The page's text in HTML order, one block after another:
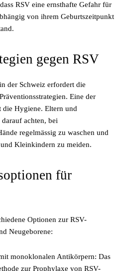
RSV eine ernsthafte Gefahr für
von ihrem Geburtszeitpunkt
gegen RSV
der Schweiz erfordert die
Eine der
die Hygiene. Eltern und
achten, bei
regelmässig zu waschen und
Kleinkindern zu meiden.
für
Optionen zur RSV-
Neugeborene:
monoklonalen Antikörpern: Das
zur Prophylaxe von RSV-